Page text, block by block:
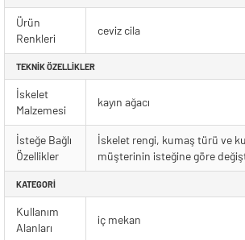
Ürün
Renkleri
ceviz cila
TEKNIK ÖZELLIKLER
İskelet
Malzemesi
kayın ağacı
İsteğe Bağlı
Özellikler
İskelet rengi, kumaş türü ve
müşterinin isteğine göre
KATEGORI
Kullanım
Alanları
iç mekan